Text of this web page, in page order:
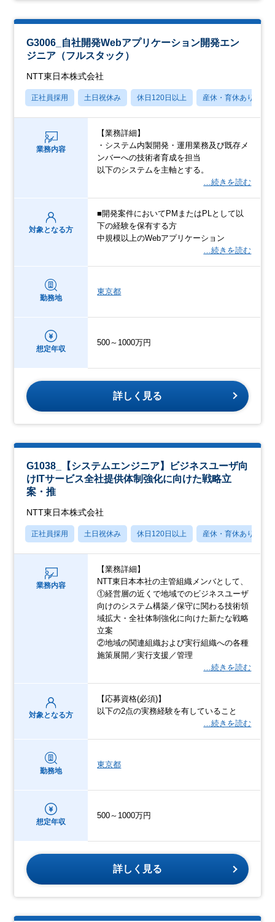
G3006_自社開発Webアプリケーション開発エン
ジニア（フルスタック）
NTT東日本株式会社
正社員採用 土日祝休み 休日120日以上 産休・育休あり
業務内容
【業務詳細】
・システム内製開発・運用業務及び既存メ
ンバーへの技術者育成を担当
以下のシステムを主軸とする。
…続きを読む
対象となる方
■開発案件においてPMまたはPLとして以
下の経験を保有する方
中規模以上のWebアプリケーション
…続きを読む
勤務地
東京都
想定年収
500～1000万円
詳しく見る
G1038_【システムエンジニア】ビジネスユーザ向
けITサービス全社提供体制強化に向けた戦略立
案・推
NTT東日本株式会社
正社員採用 土日祝休み 休日120日以上 産休・育休あり
業務内容
【業務詳細】
NTT東日本本社の主管組織メンバとして、
①経営層の近くで地域でのビジネスユーザ
向けのシステム構築／保守に関わる技術領
域拡大・全社体制強化に向けた新たな戦略
立案
②地域の関連組織および実行組織への各種
施策展開／実行支援／管理
…続きを読む
対象となる方
【応募資格(必須)】
以下の2点の実務経験を有していること
…続きを読む
勤務地
東京都
想定年収
500～1000万円
詳しく見る